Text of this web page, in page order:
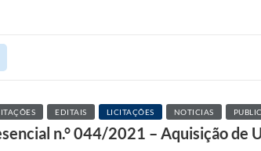
EDITAIS LICITAÇÕES NOTICIAS
n.° 044/2021 – Aquisição de